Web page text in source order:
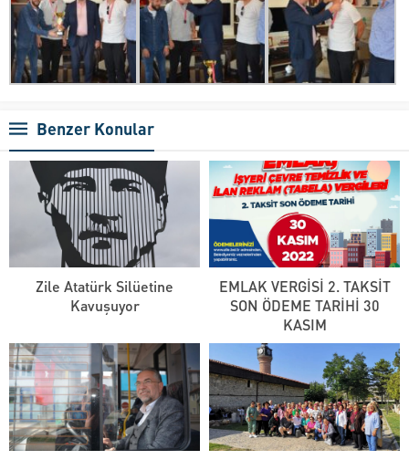
Benzer Konular
Zile Atatürk Silüetine
Kavuşuyor
EMLAK VERGİSİ 2. TAKSİT
SON ÖDEME TARİHİ 30
KASIM